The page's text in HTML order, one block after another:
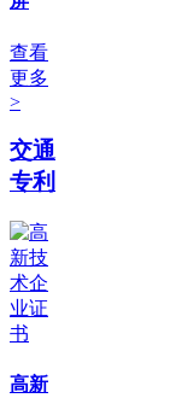
查看
更多
>
交通
专利
高新